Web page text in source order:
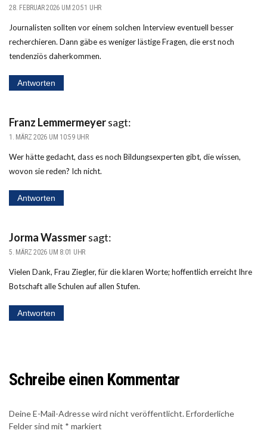
28. FEBRUAR 2026 UM 20:51 UHR
Journalisten sollten vor einem solchen Interview eventuell besser
recherchieren. Dann gäbe es weniger lästige Fragen, die erst noch
tendenziös daherkommen.
Antworten
Franz Lemmermeyersagt:
1. MÄRZ 2026 UM 10:59 UHR
Wer hätte gedacht, dass es noch Bildungsexperten gibt, die wissen,
wovon sie reden? Ich nicht.
Antworten
Jorma Wassmersagt:
5. MÄRZ 2026 UM 8:01 UHR
Vielen Dank, Frau Ziegler, für die klaren Worte; hoffentlich erreicht Ihre
Botschaft alle Schulen auf allen Stufen.
Antworten
Schreibe einen Kommentar
Deine E-Mail-Adresse wird nicht veröffentlicht.Erforderliche
Felder sind mit * markiert